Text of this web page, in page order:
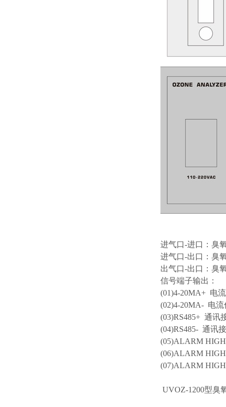
进气口-进口：臭
进气口-出口：臭
出气口-出口：臭
信号端子输出：
(01)4-20MA+
(02)4-20MA- 电
(04)RS485- 通讯
(05)ALARM
(06)ALARM
(07)ALARM
UVOZ-1200型臭